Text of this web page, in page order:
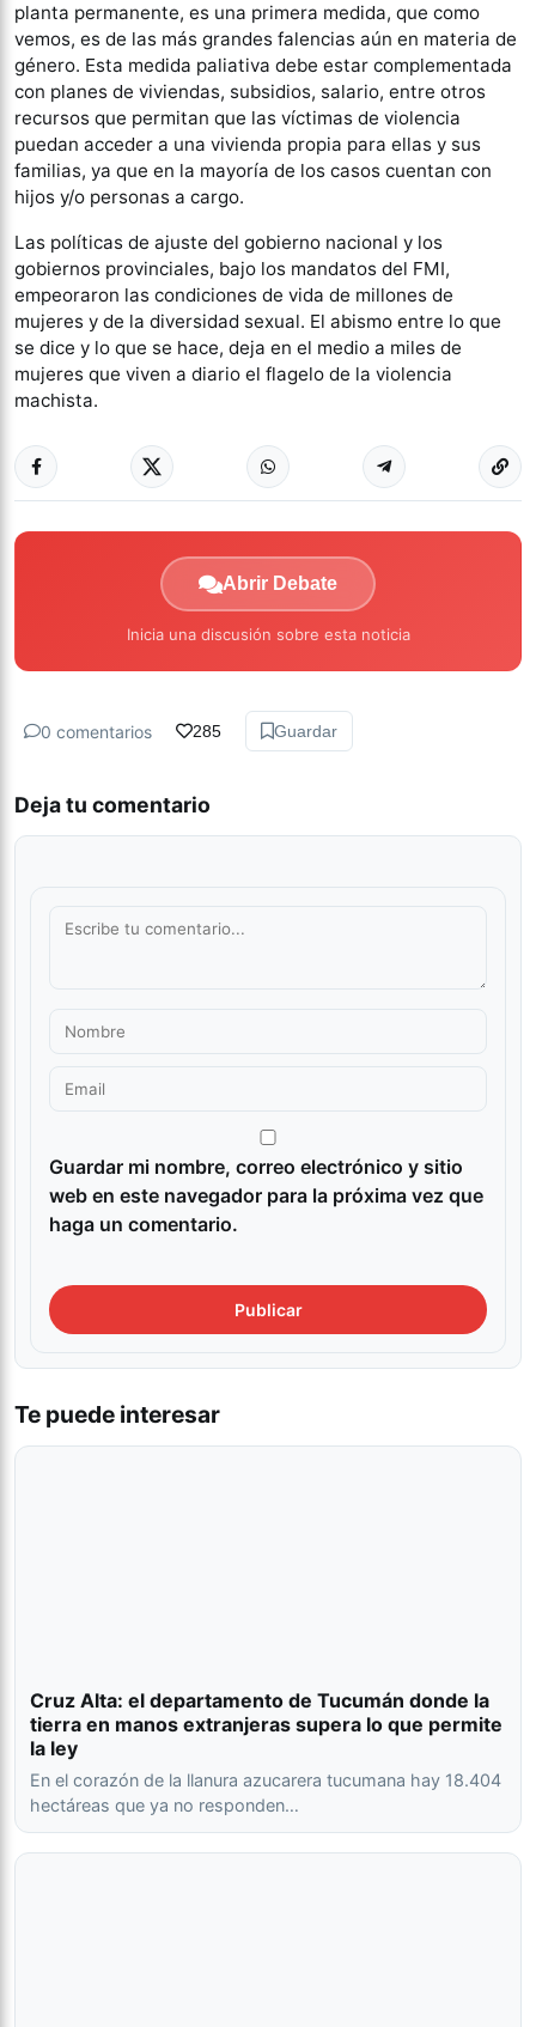
planta permanente, es una primera medida, que como
vemos, es de las más grandes falencias aún en materia de
género. Esta medida paliativa debe estar complementada
con planes de viviendas, subsidios, salario, entre otros
recursos que permitan que las víctimas de violencia
puedan acceder a una vivienda propia para ellas y sus
familias, ya que en la mayoría de los casos cuentan con
hijos y/o personas a cargo.
Las políticas de ajuste del gobierno nacional y los
gobiernos provinciales, bajo los mandatos del FMI,
empeoraron las condiciones de vida de millones de
mujeres y de la diversidad sexual. El abismo entre lo que
se dice y lo que se hace, deja en el medio a miles de
mujeres que viven a diario el flagelo de la violencia
machista.
Abrir Debate
Inicia una discusión sobre esta noticia
0 comentarios 285 Guardar
Deja tu comentario
Guardar mi nombre, correo electrónico y sitio
web en este navegador para la próxima vez que
haga un comentario.
Te puede interesar
Cruz Alta: el departamento de Tucumán donde la
tierra en manos extranjeras supera lo que permite
la ley
En el corazón de la llanura azucarera tucumana hay 18.404
hectáreas que ya no responden…